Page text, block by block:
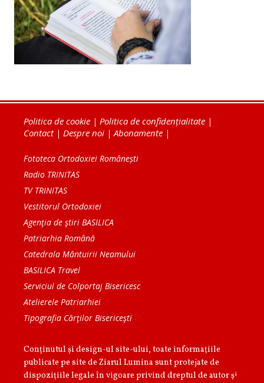
Politica de cookie | Politica de confidențialitate |
Contact| Despre noi |Abonamente |
Fototeca Ortodoxiei Românești
Radio TRINITAS
TV TRINITAS
Vestitorul Ortodoxiei
Agenţia de ştiri BASILICA
Patriarhia Română
Catedrala Mântuirii Neamului
BASILICA Travel
Serviciul de Colportaj Bisericesc
Atelierele Patriarhiei
Tipografia Cărţilor Bisericeşti
Conținutul și design-ul site-ului, toate informaţiile
publicate pe site de Ziarul Lumina sunt protejate de
dispoziţiile legale în vigoare privind dreptul de autor şi